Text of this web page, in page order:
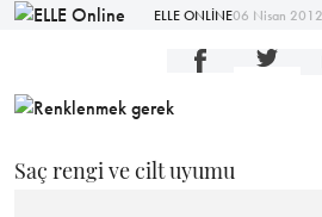
ELLE ONLİNE06 Nisan 2012
Saç rengi ve cilt uyumu